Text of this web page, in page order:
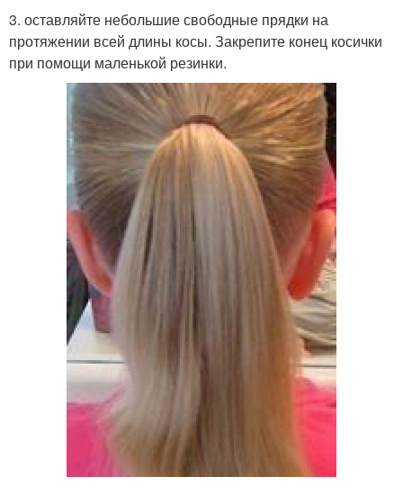
3. оставляйте небольшие свободные прядки на
протяжении всей длины косы. Закрепите конец косички
при помощи маленькой резинки.